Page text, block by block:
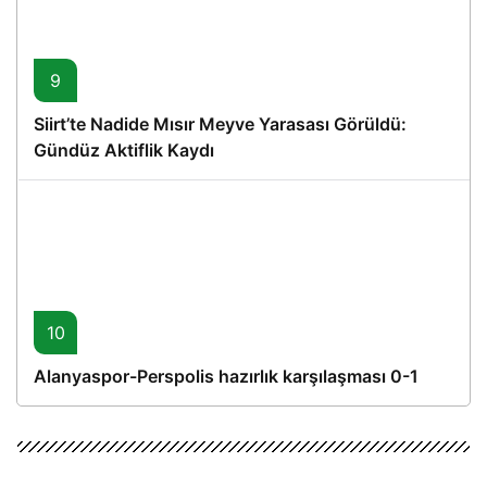
9
Siirt’te Nadide Mısır Meyve Yarasası Görüldü:
Gündüz Aktiflik Kaydı
10
Alanyaspor-Perspolis hazırlık karşılaşması 0-1